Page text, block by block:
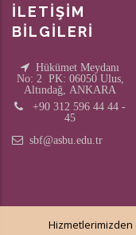
İLETİŞİM
BİLGİLERİ
Hükümet Meydanı
No: 2 PK: 06050 Ulus,
Altındağ, ANKARA
+90 312 596 44 44 -
45
sbf@asbu.edu.tr